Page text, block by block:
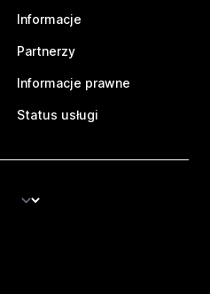
Informacje
Partnerzy
Informacje prawne
Status usługi